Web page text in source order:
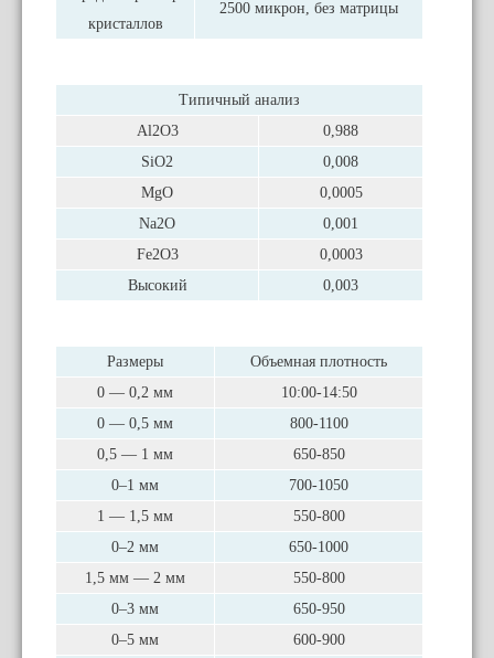
кристаллов
2500 микрон, без матрицы
Типичный анализ
Al2O3
0,988
SiO2
0,008
MgO
0,0005
Na2O
0,001
Fe2O3
0,0003
Высокий
0,003
Размеры
Объемная плотность
0 — 0,2 мм
10:00-14:50
0 — 0,5 мм
800-1100
0,5 — 1 мм
650-850
0–1 мм
700-1050
1 — 1,5 мм
550-800
0–2 мм
650-1000
1,5 мм — 2 мм
550-800
0–3 мм
650-950
0–5 мм
600-900